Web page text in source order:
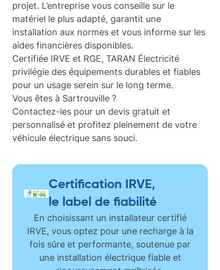
projet. L’entreprise vous conseille sur le
matériel le plus adapté, garantit une
installation aux normes et vous informe sur les
aides financières disponibles.
Certifiée IRVE et RGE, TARAN Électricité
privilégie des équipements durables et fiables
pour un usage serein sur le long terme.
Vous êtes à Sartrouville ?
Contactez-les pour un devis gratuit et
personnalisé et profitez pleinement de votre
véhicule électrique sans souci.
Certification IRVE,
le label de fiabilité
En choisissant un installateur certifié
IRVE, vous optez pour une recharge à la
fois sûre et performante, soutenue par
une installation électrique fiable et